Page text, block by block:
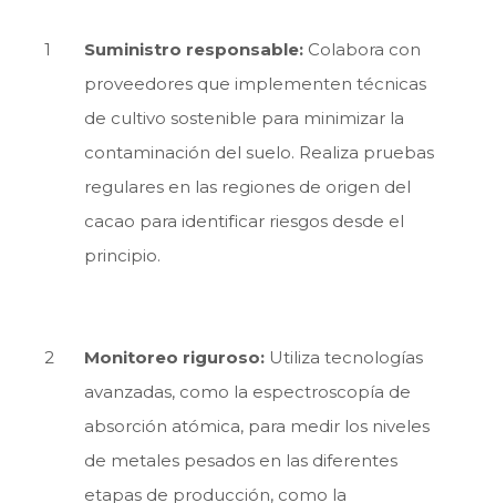
Suministro responsable: Colabora con
proveedores que implementen técnicas
de cultivo sostenible para minimizar la
contaminación del suelo. Realiza pruebas
regulares en las regiones de origen del
cacao para identificar riesgos desde el
principio.
Monitoreo riguroso: Utiliza tecnologías
avanzadas, como la espectroscopía de
absorción atómica, para medir los niveles
de metales pesados en las diferentes
etapas de producción, como la